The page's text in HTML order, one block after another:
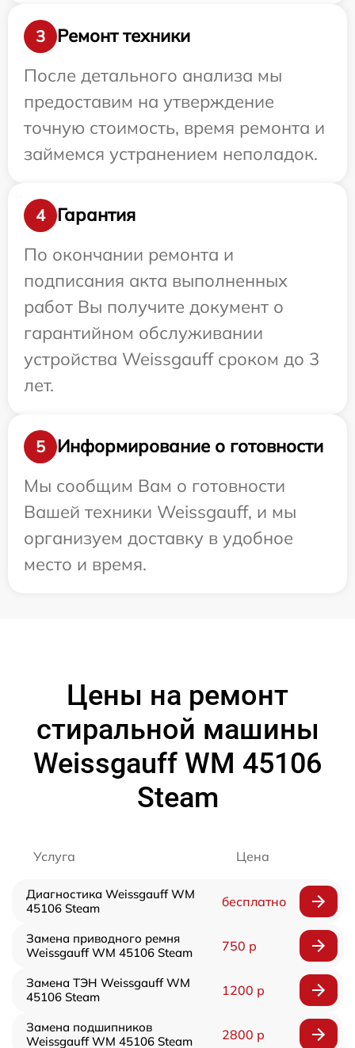
3
Ремонт техники
После детального анализа мы
предоставим на утверждение
точную стоимость, время ремонта и
займемся устранением неполадок.
4
Гарантия
По окончании ремонта и
подписания акта выполненных
работ Вы получите документ о
гарантийном обслуживании
устройства Weissgauff сроком до 3
лет.
5
Информирование о готовности
Мы сообщим Вам о готовности
Вашей техники Weissgauff, и мы
организуем доставку в удобное
место и время.
Цены на ремонт
стиральной машины
Weissgauff WM 45106
Steam
Услуга Цена
Диагностика Weissgauff WM
45106 Steam
бесплатно
Замена приводного ремня
Weissgauff WM 45106 Steam
750 р
Замена ТЭН Weissgauff WM
45106 Steam
1200 р
Замена подшипников
Weissgauff WM 45106 Steam
2800 р